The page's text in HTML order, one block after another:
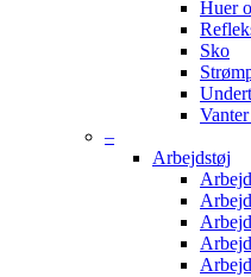
Huer
Sko
–
Arbejdstøj